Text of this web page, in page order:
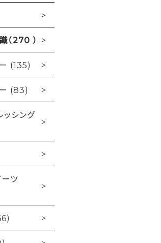
（270 ）
(135)
(83)
ッシング
ーツ